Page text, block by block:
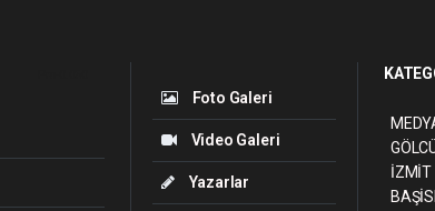
Foto Galeri
Video Galeri
Yazarlar
İZMİT